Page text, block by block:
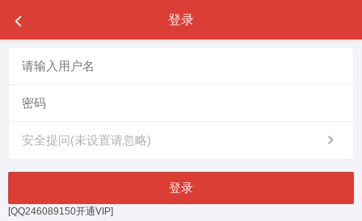
登录
安全提问(未设置请忽略)
登录
[QQ246089150开通VIP]